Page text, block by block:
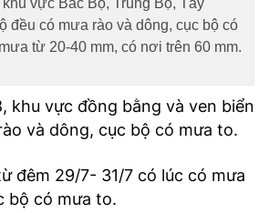
vực Bắc Bộ, Trung Bộ, Tây
đều có mưa rào và dông, cục bộ có
từ 20-40 mm, có nơi trên 60 mm.
khu vực đồng bằng và ven biển
và dông, cục bộ có mưa to.
đêm 29/7- 31/7 có lúc có mưa
bộ có mưa to.